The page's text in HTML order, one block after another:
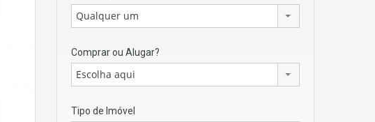
Qualquer um
Comprar ou Alugar?
Escolha aqui
Tipo de Imóvel